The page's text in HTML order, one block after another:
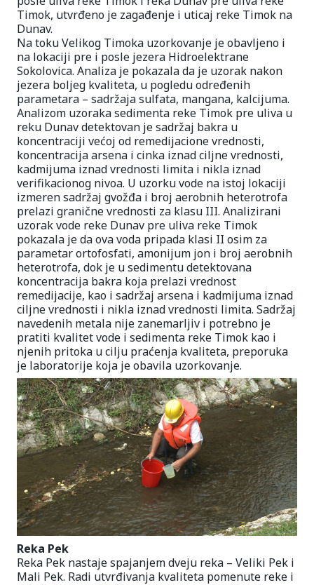
Timok, utvrđeno je zagađenje i uticaj reke Timok na
Dunav.
Na toku Velikog Timoka uzorkovanje je obavljeno i
na lokaciji pre i posle jezera Hidroelektrane
Sokolovica. Analiza je pokazala da je uzorak nakon
jezera boljeg kvaliteta, u pogledu određenih
parametara – sadržaja sulfata, mangana, kalcijuma.
Analizom uzoraka sedimenta reke Timok pre uliva u
reku Dunav detektovan je sadržaj bakra u
koncentraciji većoj od remedijacione vrednosti,
koncentracija arsena i cinka iznad ciljne vrednosti,
kadmijuma iznad vrednosti limita i nikla iznad
verifikacionog nivoa. U uzorku vode na istoj lokaciji
izmeren sadržaj gvožđa i broj aerobnih heterotrofa
prelazi granične vrednosti za klasu III. Analizirani
uzorak vode reke Dunav pre uliva reke Timok
pokazala je da ova voda pripada klasi II osim za
parametar ortofosfati, amonijum jon i broj aerobnih
heterotrofa, dok je u sedimentu detektovana
koncentracija bakra koja prelazi vrednost
remedijacije, kao i sadržaj arsena i kadmijuma iznad
ciljne vrednosti i nikla iznad vrednosti limita. Sadržaj
navedenih metala nije zanemarljiv i potrebno je
pratiti kvalitet vode i sedimenta reke Timok kao i
njenih pritoka u cilju praćenja kvaliteta, preporuka
je laboratorije koja je obavila uzorkovanje.
Reka Pek
Reka Pek nastaje spajanjem dveju reka – Veliki Pek i
Mali Pek. Radi utvrđivanja kvaliteta pomenute reke i